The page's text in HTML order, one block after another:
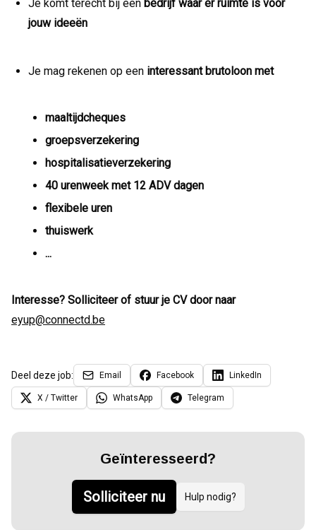
Je komt terecht bij een bedrijf waar er ruimte is voor
jouw ideeën
Je mag rekenen op een interessant brutoloon met
maaltijdcheques
groepsverzekering
hospitalisatieverzekering
40 urenweek met 12 ADV dagen
flexibele uren
thuiswerk
...
Interesse? Solliciteer of stuur je CV door naar
eyup@connectd.be
Deel deze job: Email Facebook LinkedIn
X / Twitter WhatsApp Telegram
Geïnteresseerd?
Solliciteer nu Hulp nodig?